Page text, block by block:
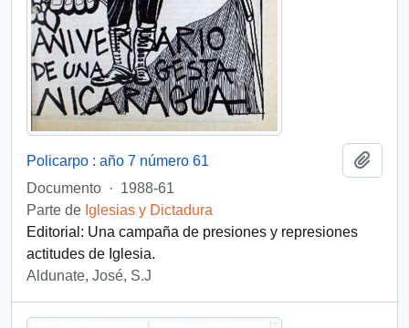
Policarpo : año 7 número 61
Documento · 1988-61
Parte de Iglesias y Dictadura
Editorial: Una campaña de presiones y represiones
actitudes de Iglesia.
Aldunate, José, S.J